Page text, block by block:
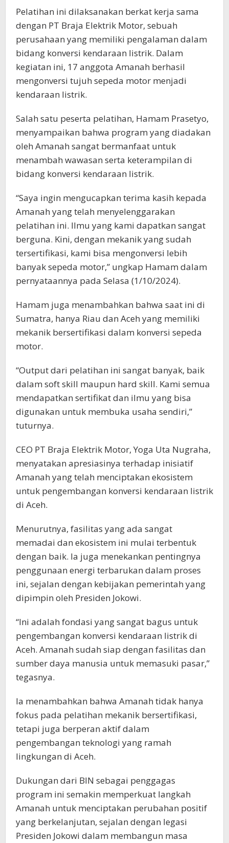
Pelatihan ini dilaksanakan berkat kerja sama
dengan PT Braja Elektrik Motor, sebuah
perusahaan yang memiliki pengalaman dalam
bidang konversi kendaraan listrik. Dalam
kegiatan ini, 17 anggota Amanah berhasil
mengonversi tujuh sepeda motor menjadi
kendaraan listrik.
Salah satu peserta pelatihan, Hamam Prasetyo,
menyampaikan bahwa program yang diadakan
oleh Amanah sangat bermanfaat untuk
menambah wawasan serta keterampilan di
bidang konversi kendaraan listrik.
“Saya ingin mengucapkan terima kasih kepada
Amanah yang telah menyelenggarakan
pelatihan ini. Ilmu yang kami dapatkan sangat
berguna. Kini, dengan mekanik yang sudah
tersertifikasi, kami bisa mengonversi lebih
banyak sepeda motor,” ungkap Hamam dalam
pernyataannya pada Selasa (1/10/2024).
Hamam juga menambahkan bahwa saat ini di
Sumatra, hanya Riau dan Aceh yang memiliki
mekanik bersertifikasi dalam konversi sepeda
motor.
“Output dari pelatihan ini sangat banyak, baik
dalam soft skill maupun hard skill. Kami semua
mendapatkan sertifikat dan ilmu yang bisa
digunakan untuk membuka usaha sendiri,”
tuturnya.
CEO PT Braja Elektrik Motor, Yoga Uta Nugraha,
menyatakan apresiasinya terhadap inisiatif
Amanah yang telah menciptakan ekosistem
untuk pengembangan konversi kendaraan listrik
di Aceh.
Menurutnya, fasilitas yang ada sangat
memadai dan ekosistem ini mulai terbentuk
dengan baik. Ia juga menekankan pentingnya
penggunaan energi terbarukan dalam proses
ini, sejalan dengan kebijakan pemerintah yang
dipimpin oleh Presiden Jokowi.
“Ini adalah fondasi yang sangat bagus untuk
pengembangan konversi kendaraan listrik di
Aceh. Amanah sudah siap dengan fasilitas dan
sumber daya manusia untuk memasuki pasar,”
tegasnya.
Ia menambahkan bahwa Amanah tidak hanya
fokus pada pelatihan mekanik bersertifikasi,
tetapi juga berperan aktif dalam
pengembangan teknologi yang ramah
lingkungan di Aceh.
Dukungan dari BIN sebagai penggagas
program ini semakin memperkuat langkah
Amanah untuk menciptakan perubahan positif
yang berkelanjutan, sejalan dengan legasi
Presiden Jokowi dalam membangun masa